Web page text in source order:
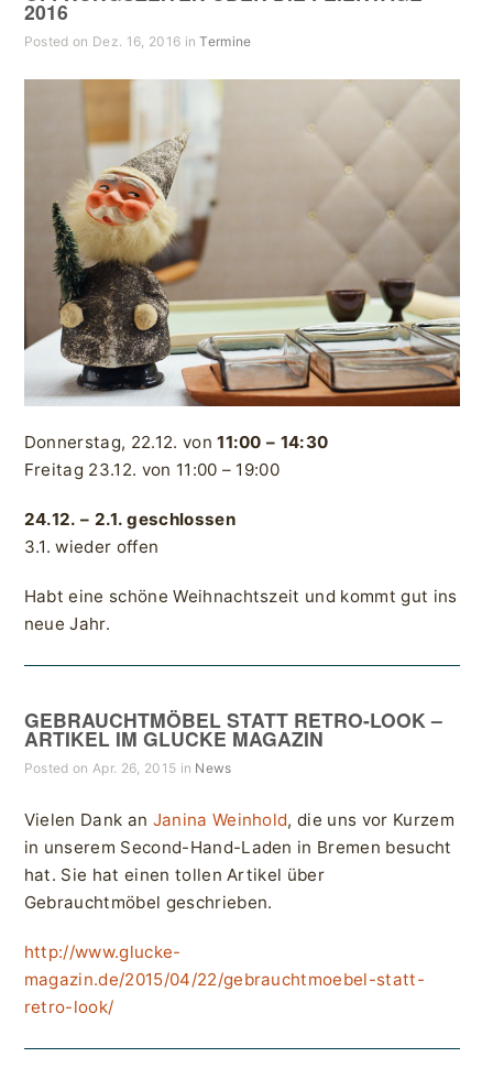
2016
Posted on Dez. 16, 2016 inTermine
Donnerstag, 22.12. von11:00 – 14:30
Freitag 23.12. von 11:00 – 19:00
24.12. – 2.1. geschlossen
3.1. wieder offen
Habt eine schöne Weihnachtszeit und kommt gut ins
neue Jahr.
GEBRAUCHTMÖBEL STATT RETRO-LOOK –
ARTIKEL IM GLUCKE MAGAZIN
Posted on Apr. 26, 2015 in News
Vielen Dank an Janina Weinhold, die uns vor Kurzem
in unserem Second-Hand-Laden in Bremen besucht
hat. Sie hat einen tollen Artikel über
Gebrauchtmöbel geschrieben.
http://www.glucke-
magazin.de/2015/04/22/gebrauchtmoebel-statt-
retro-look/